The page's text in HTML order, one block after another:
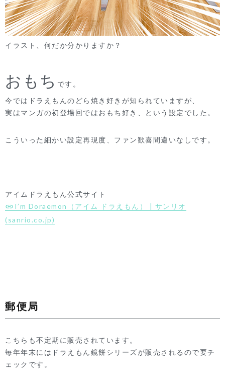
イラスト、何だか分かりますか？
おもち です。
今ではドラえもんのどら焼き好きが知られていますが、
実はマンガの初登場回ではおもち好き、という設定でした。
こういった細かい設定再現度、ファン歓喜間違いなしです。
アイムドラえもん公式サイト
I’m Doraemon（アイム ドラえもん） | サンリオ
(sanrio.co.jp)
郵便局
こちらも不定期に販売されています。
毎年年末にはドラえもん鏡餅シリーズが販売されるので要チ
ェックです。